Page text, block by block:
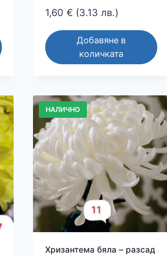
1,60 € (3.13 лв.)
Добавяне в
количката
НАЛИЧНО
Хризантема бяла – разсад